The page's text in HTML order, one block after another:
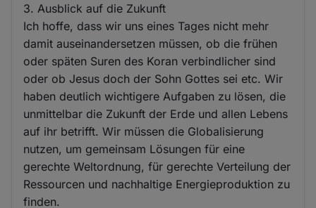
3. Ausblick auf die Zukunft
Ich hoffe, dass wir uns eines Tages nicht mehr
damit auseinandersetzen müssen, ob die frühen
oder späten Suren des Koran verbindlicher sind
oder ob Jesus doch der Sohn Gottes sei etc. Wir
haben deutlich wichtigere Aufgaben zu lösen, die
unmittelbar die Zukunft der Erde und allen Lebens
auf ihr betrifft. Wir müssen die Globalisierung
nutzen, um gemeinsam Lösungen für eine
gerechte Weltordnung, für gerechte Verteilung der
Ressourcen und nachhaltige Energieproduktion zu
finden.